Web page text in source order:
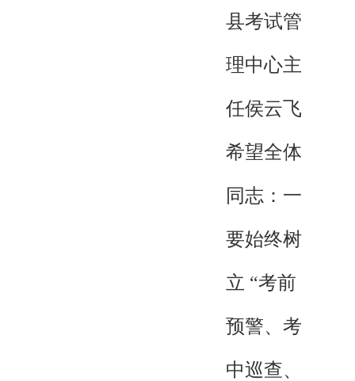
县考试管
理中心主
任侯云飞
希望全体
同志：一
要始终树
立 “考前
预警、考
中巡查、